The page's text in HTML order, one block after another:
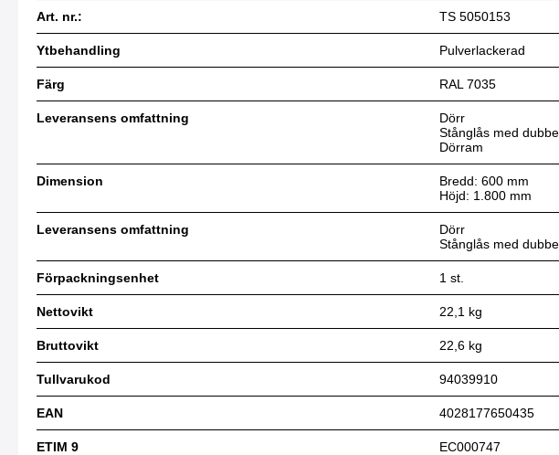
Art. nr.: TS 5050153
Ytbehandling Pulverlackerad
Färg RAL 7035
Leveransens omfattning
Dörr
Stånglås med
Dörram
Dimension
Bredd: 600 mm
Höjd: 1.800 mm
Leveransens omfattning
Dörr
Stånglås med
Förpackningsenhet 1 st.
Nettovikt 22,1 kg
Bruttovikt 22,6 kg
Tullvarukod 94039910
EAN 4028177650435
ETIM 9 EC000747